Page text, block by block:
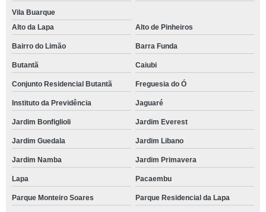
Vila Buarque
Alto da Lapa
Alto de Pinheiros
Bairro do Limão Barra Funda
Butantã Caiubi
Conjunto Residencial Butantã Freguesia do Ó
Instituto da Previdência Jaguaré
Jardim Bonfiglioli Jardim Everest
Jardim Guedala Jardim Libano
Jardim Namba Jardim Primavera
Lapa Pacaembu
Parque Monteiro Soares Parque Residencial da Lapa